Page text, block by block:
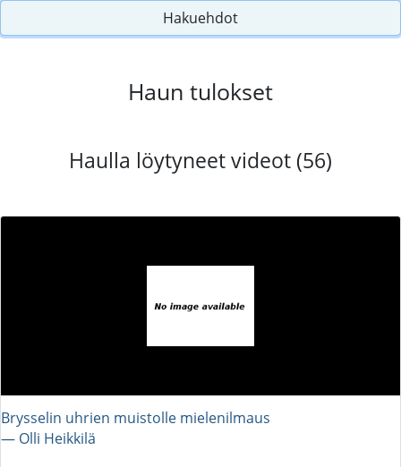
Hakuehdot
Haun tulokset
Haulla löytyneet videot (56)
Brysselin uhrien muistolle mielenilmaus
― Olli Heikkilä